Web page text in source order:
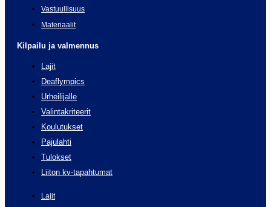
Vastuullisuus
Materiaalit
Kilpailu ja valmennus
Lajit
Deaflympics
Urheilijalle
Valintakriteerit
Koulutukset
Pajulahti
Tulokset
Liiton kv-tapahtumat
Lajit